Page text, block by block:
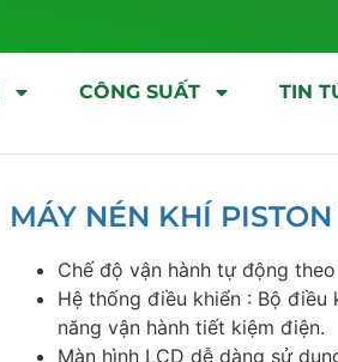
CÔNG SUẤT TIN
MÁY NÉN KHÍ
Chế độ vận hành tự động
Hệ thống điều khiển : Bộ điều
năng vận hành tiết kiệm điện.
Màn hình LCD dễ dàng sử